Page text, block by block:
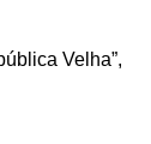
Velha”,